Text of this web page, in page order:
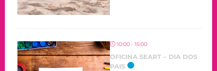
10:00 - 15:00
OFICINA SEART – DIA DOS
PAIS